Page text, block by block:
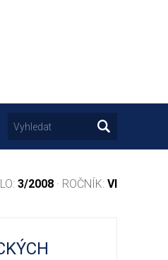
3/2008 · ROČNÍK: VI